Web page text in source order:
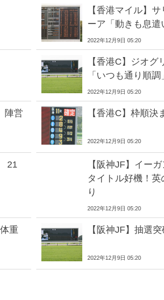
【香港マイル】
ーア「動きも息遣
2022年12月9日 05:20
【香港C】ジオ
「いつも通り順調
2022年12月9日 05:20
陣営
【香港C】枠順決
2022年12月9日 05:20
21
【阪神JF】イー
タイトル好機！
り
2022年12月9日 05:20
重
【阪神JF】抽選
2022年12月9日 05:20